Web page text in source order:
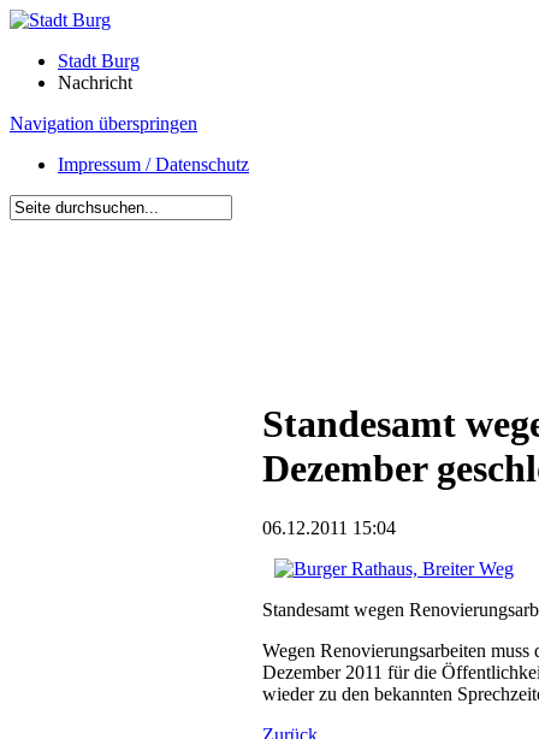
Stadt Burg
Nachricht
Navigation überspringen
Impressum / Datenschutz
Standesamt
Dezember
06.12.2011 15:04
Standesamt wegen
Wegen Renovierungsarbeiten
Dezember 2011 für die
wieder zu den bekannten
Zurück